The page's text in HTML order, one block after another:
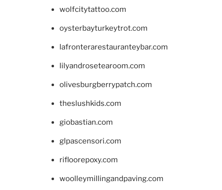
wolfcitytattoo.com
oysterbayturkeytrot.com
lafronterarestauranteybar.com
lilyandrosetearoom.com
olivesburgberrypatch.com
theslushkids.com
giobastian.com
glpascensori.com
rifloorepoxy.com
woolleymillingandpaving.com